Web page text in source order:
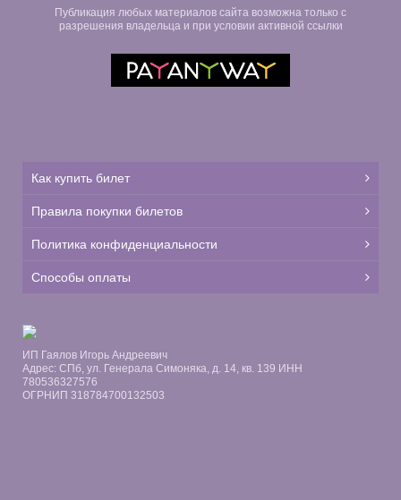
Публикация любых материалов сайта возможна только с
разрешения владельца и при условии активной ссылки
Как купить билет
Правила покупки билетов
Политика конфиденциальности
Способы оплаты
ИП Гаялов Игорь Андреевич
Адрес: СПб, ул. Генерала Симоняка, д. 14, кв. 139 ИНН
780536327576
ОГРНИП 318784700132503